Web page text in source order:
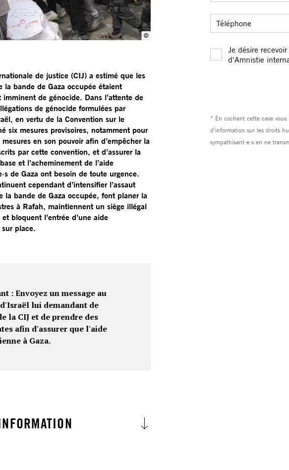
©
de justice (CIJ) a estimé que les
la bande de Gaza occupée étaient
de génocide. Dans l’attente de
de génocide formulées par
en vertu de la Convention sur le
six mesures provisoires, notamment pour
en son pouvoir afin d’empêcher la
par cette convention, et d’assurer la
et l’acheminement de l’aide
de Gaza ont besoin de toute urgence.
cependant d’intensifier l’assaut
la bande de Gaza occupée, font planer la
à Rafah, maintiennent un siège illégal
bloquent l’entrée d’une aide
place.
: Envoyez un message au
lui demandant de
la CIJ et de prendre des
afin d'assurer que l'aide
à Gaza.